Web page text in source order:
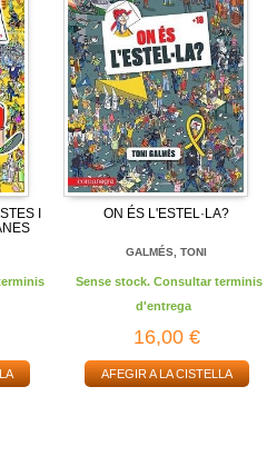
I
ON ÉS L'ESTEL·LA?
GALMÉS, TONI
Sense stock. Consultar terminis
d'entrega
16,00 €
AFEGIR A LA CISTELLA